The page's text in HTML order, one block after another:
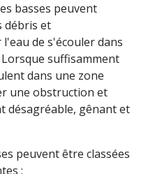
basses peuvent
débris et
de s'écouler dans
suffisamment
dans une zone
une obstruction et
désagréable, gênant et
peuvent être classées
: